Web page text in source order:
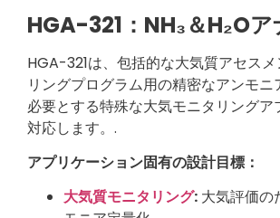
HGA-321：NH₃＆H₂O
HGA-321は、包括的な大気質アセス
リングプログラム用の精密なアンモ
必要とする特殊な大気モニタリングア
対応します。.
アプリケーション固有の設計目標：
大気質モニタリング: 大気評価の